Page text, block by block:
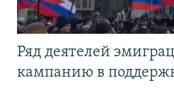
Ряд деятелей
кампанию в